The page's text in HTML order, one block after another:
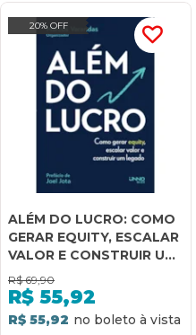
20% OFF
ALÉM DO LUCRO: COMO
GERAR EQUITY, ESCALAR
VALOR E CONSTRUIR UM
LEGADO
R$ 69,90
R$ 55,92
R$ 55,92